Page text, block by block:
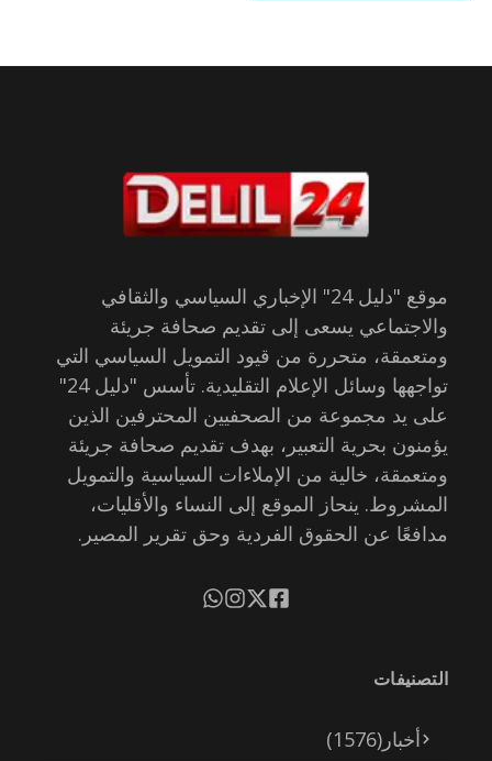
موقع "دليل 24" الإخباري السياسي والثقافي
والاجتماعي يسعى إلى تقديم صحافة جريئة
ومتعمقة، متحررة من قيود التمويل السياسي التي
تواجهها وسائل الإعلام التقليدية. تأسس "دليل 24"
على يد مجموعة من الصحفيين المحترفين الذين
يؤمنون بحرية التعبير، بهدف تقديم صحافة جريئة
ومتعمقة، خالية من الإملاءات السياسية والتمويل
المشروط. ينحاز الموقع إلى النساء والأقليات،
مدافعًا عن الحقوق الفردية وحق تقرير المصير.
التصنيفات
أخبار (1576)